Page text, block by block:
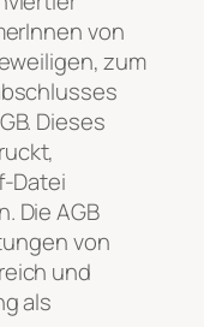
von
zum
Dieses
Datei
Die AGB
von
und
als